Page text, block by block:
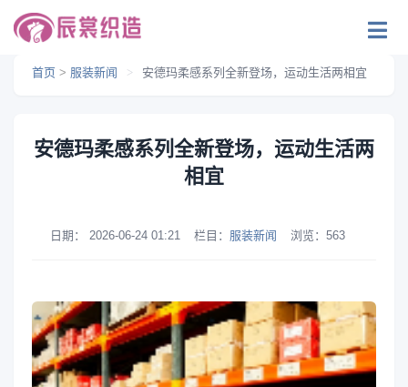
首页 > 服装新闻 > 安德玛柔感系列全新登场，运动生活两相宜
安德玛柔感系列全新登场，运动生活两
相宜
日期： 2026-06-24 01:21 栏目： 服装新闻 浏览： 563